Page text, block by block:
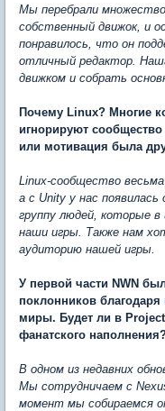
Мы перебрали
собственный движок, и
понравилось, что он
отличный редактор.
движком и собрать
Почему Linux? Многие
игнорируют
или мотивация была
Linux-сообщество весьма
а с Unity у нас
группу людей, которые
наши игры. Также нам
аудиторию нашей игры.
У первой части NWN
поклонников
миры. Будет ли в
фанатского
В одном из недавних
Мы сотрудничаем с
момент мы собираемся